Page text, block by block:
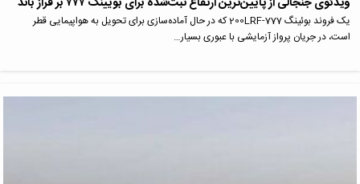
یک فروند بوئینگ 777-200LRF که در حال آماده‌سازی برای تحویل به هواپیمایی قطر
است، در جریان پرواز آزمایشی با عبوری بسیار…